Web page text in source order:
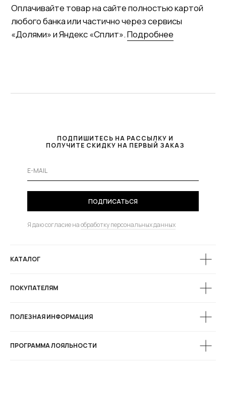
ПОДПИШИТЕСЬ НА РАССЫЛКУ И
ПОЛУЧИТЕ СКИДКУ НА ПЕРВЫЙ ЗАКАЗ
ПОДПИСАТЬСЯ
Я даю согласие наобработку персональных данных
КАТАЛОГ
ПОКУПАТЕЛЯМ
ПОЛЕЗНАЯ ИНФОРМАЦИЯ
ПРОГРАММА ЛОЯЛЬНОСТИ